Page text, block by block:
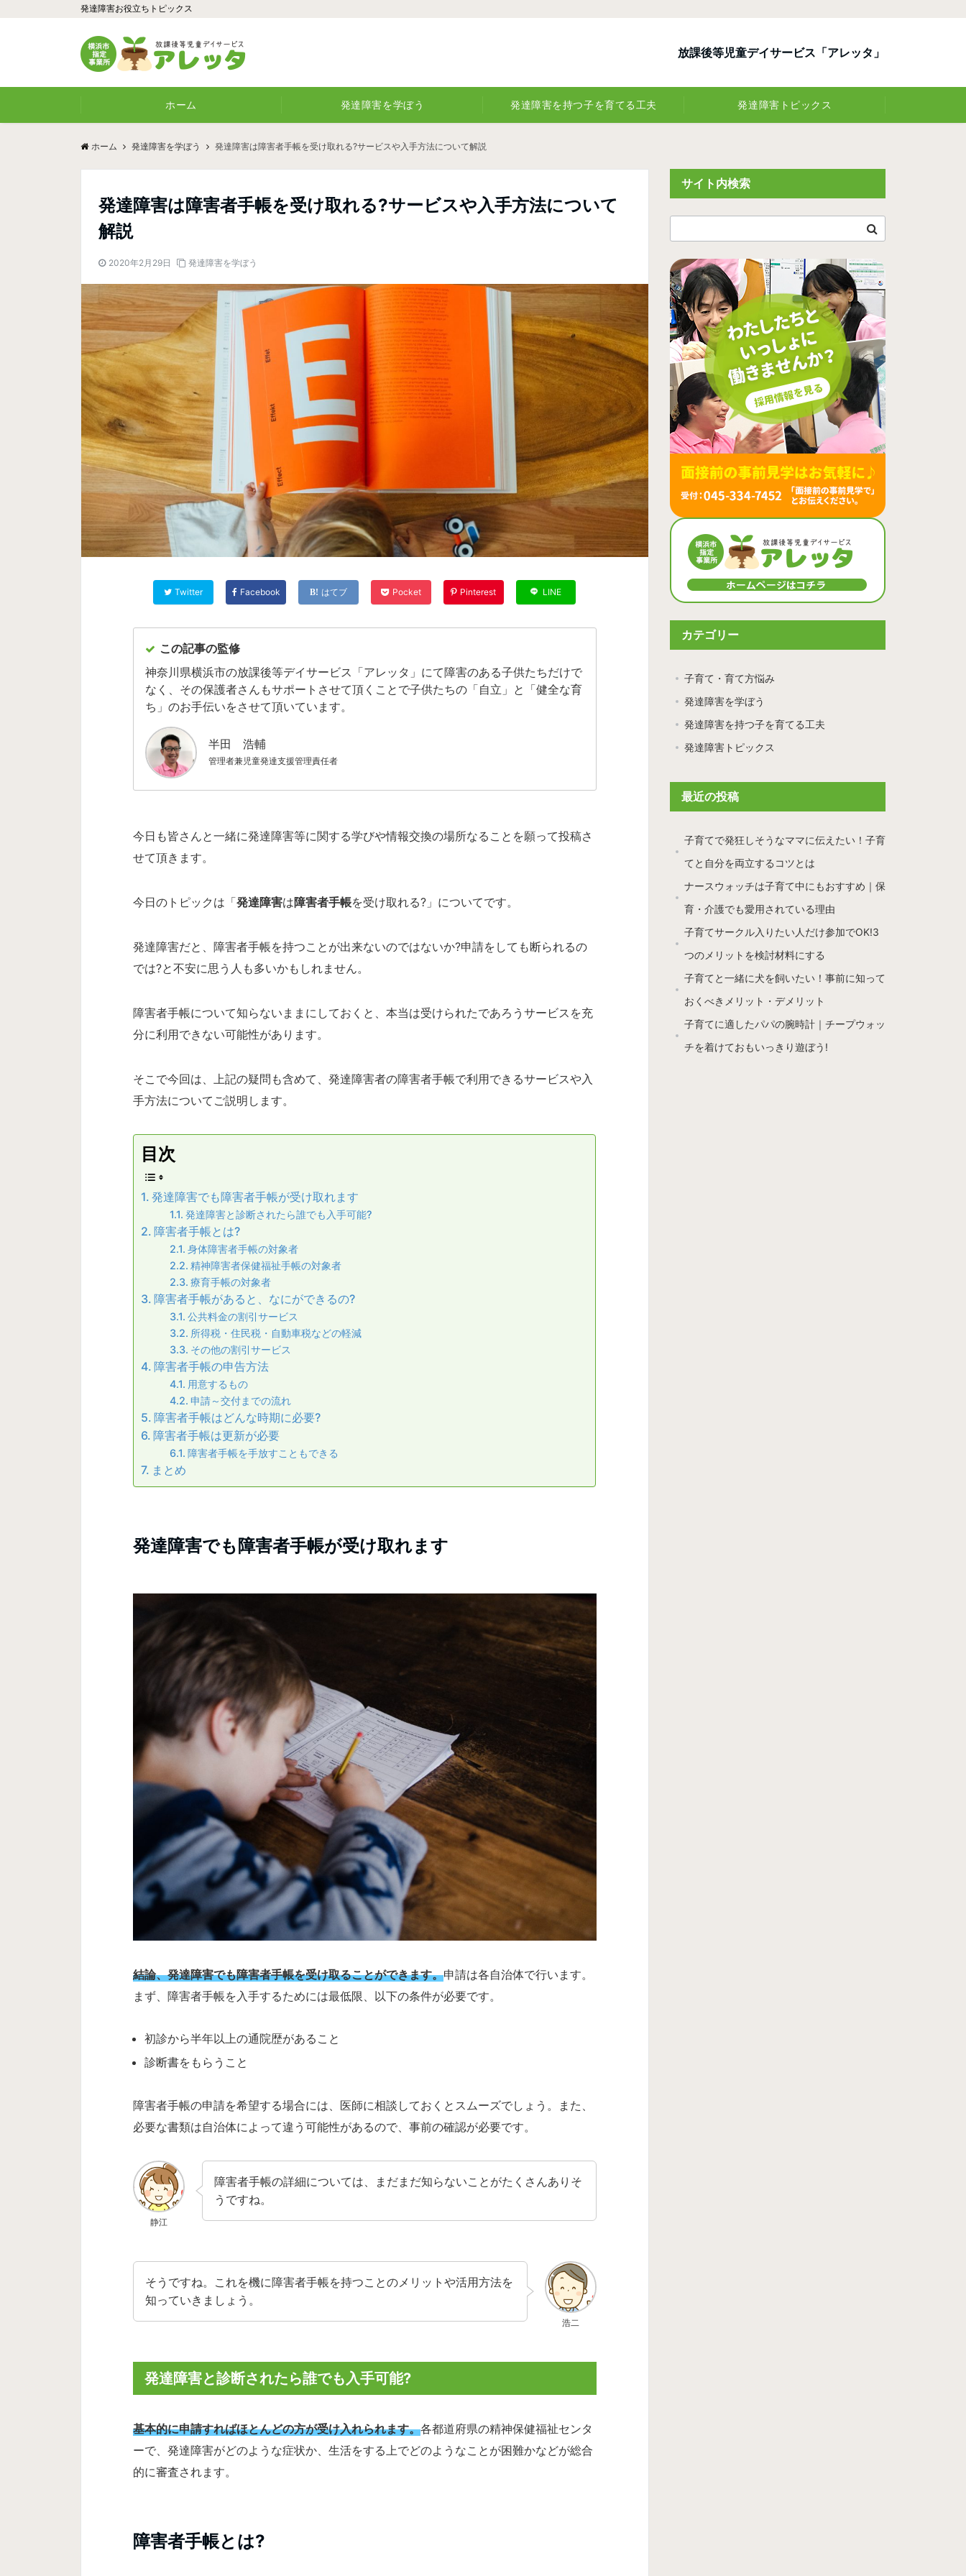
発達障害お役立ちトピックス
放課後等児童デイサービス「アレッタ」
ホーム 発達障害を学ぼう 発達障害を持つ子を育てる工夫 発達障害トピックス
ホーム 発達障害を学ぼう 発達障害は障害者手帳を受け取れる?サービスや入手方法について解説
発達障害は障害者手帳を受け取れる?サービスや入手方法について
解説
2020年2月29日 発達障害を学ぼう
Twitter Facebook はてブ Pocket Pinterest LINE
この記事の監修
神奈川県横浜市の放課後等デイサービス「アレッタ」にて障害のある子供たちだけで
なく、その保護者さんもサポートさせて頂くことで子供たちの「自立」と「健全な育
ち」のお手伝いをさせて頂いています。
半田 浩輔
管理者兼児童発達支援管理責任者
今日も皆さんと一緒に発達障害等に関する学びや情報交換の場所なることを願って投稿さ
せて頂きます。
今日のトピックは「発達障害は障害者手帳を受け取れる?」についてです。
発達障害だと、障害者手帳を持つことが出来ないのではないか?申請をしても断られるの
では?と不安に思う人も多いかもしれません。
障害者手帳について知らないままにしておくと、本当は受けられたであろうサービスを充
分に利用できない可能性があります。
そこで今回は、上記の疑問も含めて、発達障害者の障害者手帳で利用できるサービスや入
手方法についてご説明します。
目次
発達障害でも障害者手帳が受け取れます
発達障害と診断されたら誰でも入手可能?
障害者手帳とは?
身体障害者手帳の対象者
精神障害者保健福祉手帳の対象者
療育手帳の対象者
障害者手帳があると、なにができるの?
公共料金の割引サービス
所得税・住民税・自動車税などの軽減
その他の割引サービス
障害者手帳の申告方法
用意するもの
申請～交付までの流れ
障害者手帳はどんな時期に必要?
障害者手帳は更新が必要
障害者手帳を手放すこともできる
まとめ
発達障害でも障害者手帳が受け取れます
結論、発達障害でも障害者手帳を受け取ることができます。申請は各自治体で行います。
まず、障害者手帳を入手するためには最低限、以下の条件が必要です。
初診から半年以上の通院歴があること
診断書をもらうこと
障害者手帳の申請を希望する場合には、医師に相談しておくとスムーズでしょう。また、
必要な書類は自治体によって違う可能性があるので、事前の確認が必要です。
静江
障害者手帳の詳細については、まだまだ知らないことがたくさんありそ
うですね。
浩二
そうですね。これを機に障害者手帳を持つことのメリットや活用方法を
知っていきましょう。
発達障害と診断されたら誰でも入手可能?
基本的に申請すればほとんどの方が受け入れられます。各都道府県の精神保健福祉センタ
ーで、発達障害がどのような症状か、生活をする上でどのようなことが困難かなどが総合
的に審査されます。
障害者手帳とは?
サイト内検索
カテゴリー
子育て・育て方悩み
発達障害を学ぼう
発達障害を持つ子を育てる工夫
発達障害トピックス
最近の投稿
子育てで発狂しそうなママに伝えたい！子育
てと自分を両立するコツとは
ナースウォッチは子育て中にもおすすめ｜保
育・介護でも愛用されている理由
子育てサークル入りたい人だけ参加でOK!3
つのメリットを検討材料にする
子育てと一緒に犬を飼いたい！事前に知って
おくべきメリット・デメリット
子育てに適したパパの腕時計｜チープウォッ
チを着けておもいっきり遊ぼう!